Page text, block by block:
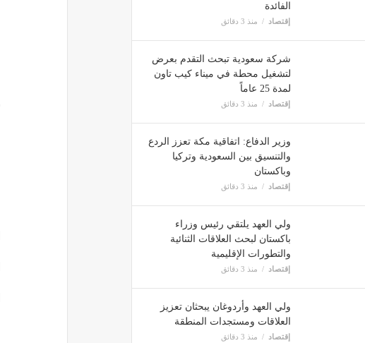
الفائدة
إقتصاد منذ 3 دقائق
شركة سعودية تبحث التقدم بعرض
لتشغيل محطة في ميناء كيب تاون
لمدة 25 عاماً
إقتصاد منذ 3 دقائق
وزير الدفاع: اتفاقية مكة تعزز الردع
والتنسيق بين السعودية وتركيا
وباكستان
إقتصاد منذ 3 دقائق
ولي العهد يلتقي رئيس وزراء
باكستان لبحث العلاقات الثنائية
والتطورات الإقليمية
إقتصاد منذ 3 دقائق
ولي العهد وأردوغان يبحثان تعزيز
العلاقات ومستجدات المنطقة
إقتصاد منذ 3 دقائق